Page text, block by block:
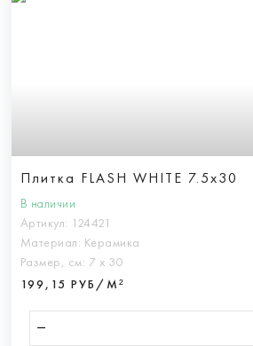
Плитка FLASH WHITE 7.5x30
В наличии
Артикул: 124421
Материал: Керамика
Размер, см: 7 х 30
199,15 РУБ/М²